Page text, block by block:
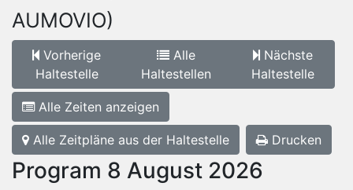
AUMOVIO)
Vorherige
Haltestelle
Alle
Haltestellen
Nächste
Haltestelle
Alle Zeiten anzeigen
Alle Zeitpläne aus der Haltestelle Drucken
Program 8 August 2026